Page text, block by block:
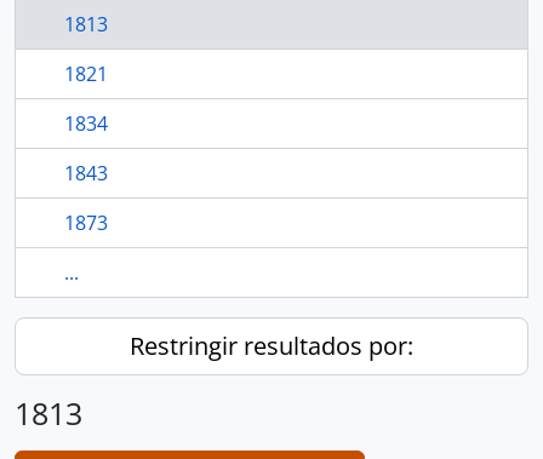
1813
1821
1834
1843
1873
...
Restringir resultados por:
1813